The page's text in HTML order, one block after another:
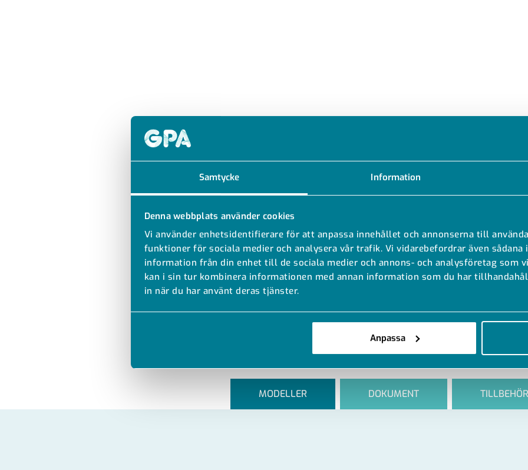
Samtycke Information
Denna webbplats använder cookies
Vi använder enhetsidentifierare för att anpassa innehållet och annonserna till
funktioner för sociala medier och analysera vår trafik. Vi vidarebefordrar även sådana
information från din enhet till de sociala medier och annons- och analysföretag som
kan i sin tur kombinera informationen med annan information som du har
in när du har använt deras tjänster.
Anpassa
MODELLER DOKUMENT TILLBEHÖR